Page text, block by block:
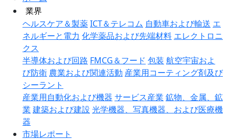
業界
ヘルスケア＆製薬ICT＆テレコム 自動車および輸送 エ
ネルギーと電力 化学薬品および先端材料 エレクトロニ
クス
半導体および回路 FMCG＆フード 包装 航空宇宙およ
び防衛 農業および関連活動 産業用コーティング剤及び
シーラント
産業用自動化および機器 サービス産業 鉱物、金属、鉱
業 建築および建設 光学機器、写真機器、および医療機
器
市場レポート